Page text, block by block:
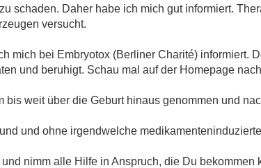
schaden. Daher habe ich mich gut informiert.
versucht.
mich bei Embryotox (Berliner Charité) informiert.
und beruhigt. Schau mal auf der Homepage
bis weit über die Geburt hinaus genommen und
und ohne irgendwelche
nimm alle Hilfe in Anspruch, die Du bekommen